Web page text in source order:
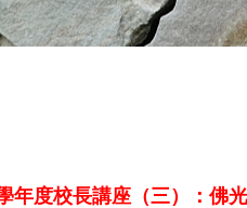
年度校長講座（三）：佛